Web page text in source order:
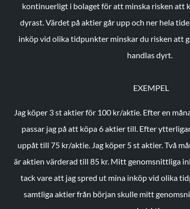
kontinuerligt i bolaget för att minska risken att
dyrast. Värdet på aktier går upp och ner hela
inköp vid olika tidpunkter minskar du risken att
handlas dyrt.
EXEMPEL
Jag köper 3 st aktier för 100 kr/aktie. Efter en
passar jag på att köpa 6 aktier till. Efter
uppåt till 75 kr/aktie. Jag köper 5 st aktier.Två
är aktien värderad till 85 kr. Mitt genomsnittliga
tack vare att jag spred ut mina inköp vid olika
samtliga aktier från början skulle mitt